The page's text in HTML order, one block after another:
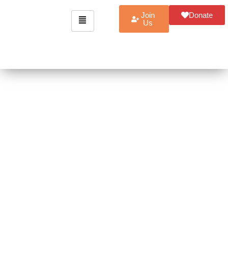
Join
Us
Donate